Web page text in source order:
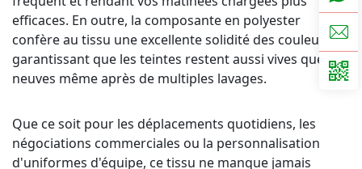
efficaces. En outre, la composante en polyester
confère au tissu une excellente solidité des couleurs,
garantissant que les teintes restent aussi vives que
neuves même après de multiples lavages.
Que ce soit pour les déplacements quotidiens, les
négociations commerciales ou la personnalisation
d'uniformes d'équipe, ce tissu ne manque jamais